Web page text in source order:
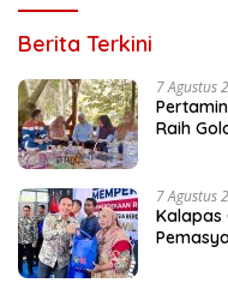
Berita Terkini
7 Agustus
Raih
7 Agustus
Kalapas